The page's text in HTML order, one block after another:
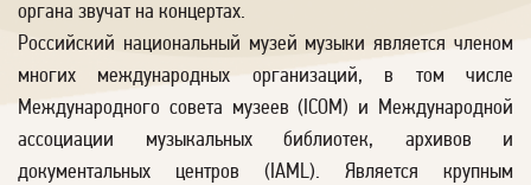
органа звучат на концертах.
Российский национальный музей музыки является членом
многих международных организаций, в том числе
Международного совета музеев (ICOM) и Международной
ассоциации музыкальных библиотек, архивов и
документальных центров (IAML). Является крупным